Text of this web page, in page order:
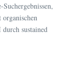
sustained